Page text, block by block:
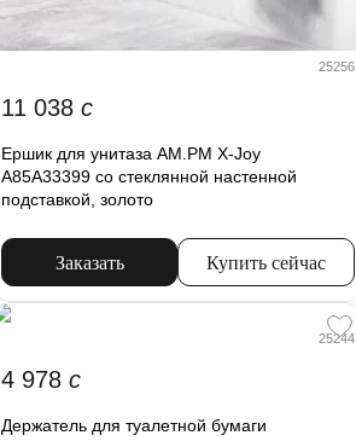
25256
11 038 c
Ершик для унитаза AM.PM X-Joy
A85A33399 со стеклянной настенной
подставкой, золото
Заказать Купить сейчас
25244
4 978 c
Держатель для туалетной бумаги